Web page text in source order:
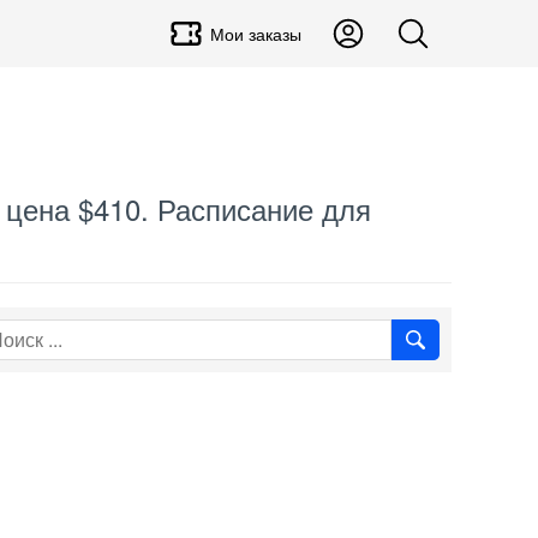
Мои заказы
$410. Расписание для